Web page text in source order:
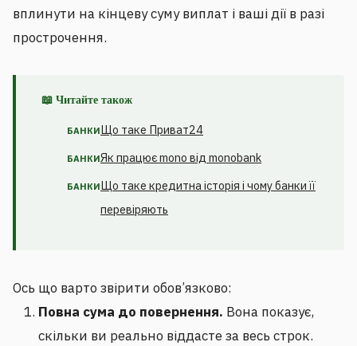
вплинути на кінцеву суму виплат і ваші дії в разі
прострочення.
📖 Читайте також
БАНКИЩо таке Приват24
БАНКИЯк працює mono від monobank
БАНКИЩо таке кредитна історія і чому банки її
перевіряють
Ось що варто звірити обов’язково:
Повна сума до повернення. Вона показує,
скільки ви реально віддасте за весь строк.